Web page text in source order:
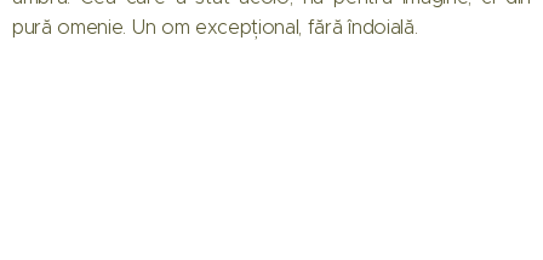
pură omenie. Un om excepțional, fără îndoială.